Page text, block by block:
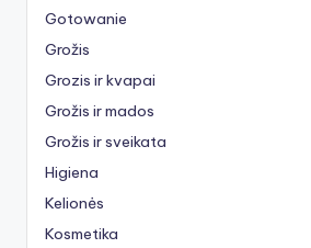
Gotowanie
Grožis
Grozis ir kvapai
Grožis ir mados
Grožis ir sveikata
Higiena
Kelionės
Kosmetika